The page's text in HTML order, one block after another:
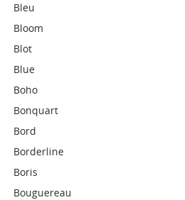
Bleu
Bloom
Blot
Blue
Boho
Bonquart
Bord
Borderline
Boris
Bouguereau